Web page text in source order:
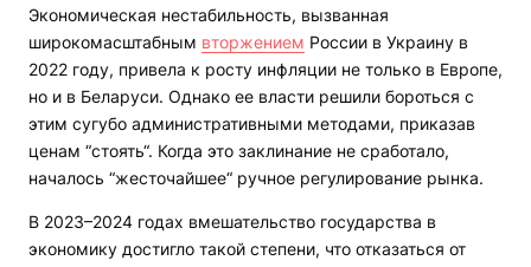
Экономическая нестабильность, вызванная
широкомасштабным вторжением России в Украину в
2022 году, привела к росту инфляции не только в Европе,
но и в Беларуси. Однако ее власти решили бороться с
этим сугубо административными методами, приказав
ценам “стоять“. Когда это заклинание не сработало,
началось “жесточайшее“ ручное регулирование рынка.
В 2023–2024 годах вмешательство государства в
экономику достигло такой степени, что отказаться от